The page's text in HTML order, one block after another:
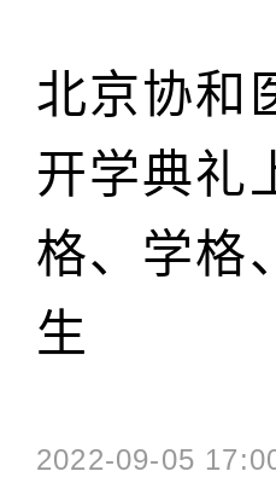
北京协和
开学典礼
格、学格
生
2022-09-05